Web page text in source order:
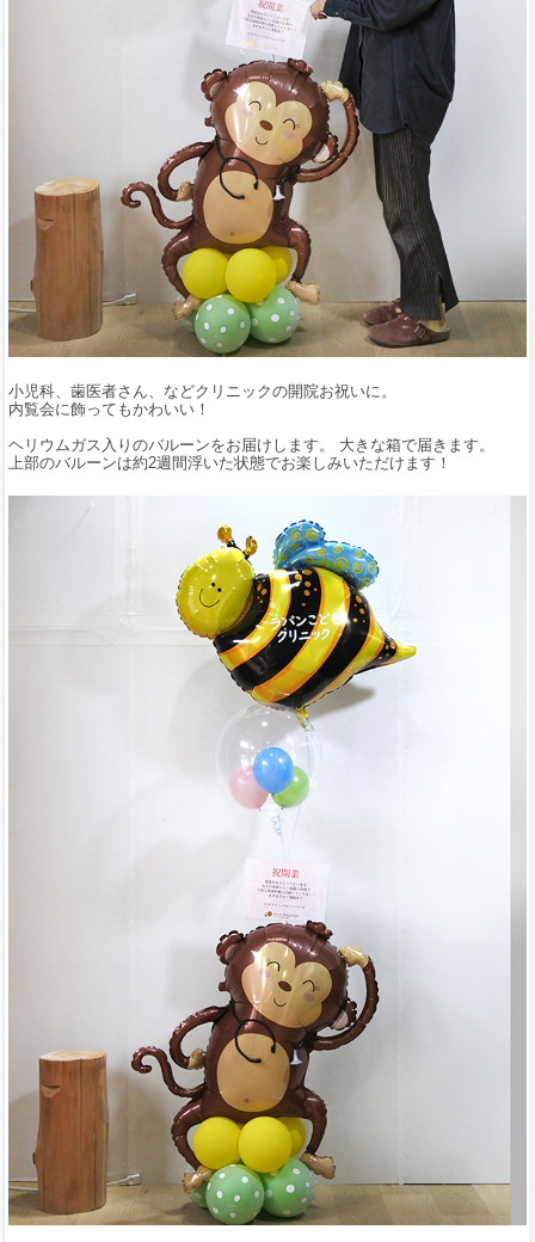
小児科、歯医者さん、などクリニックの開院お祝いに。
内覧会に飾ってもかわいい！
ヘリウムガス入りのバルーンをお届けします。 大きな箱で届きます。
上部のバルーンは約2週間浮いた状態でお楽しみいただけます！